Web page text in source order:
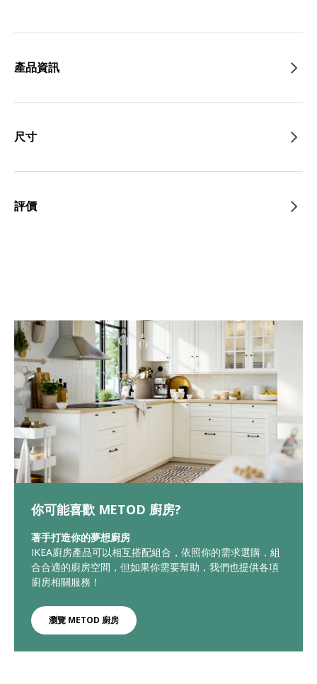
產品資訊
尺寸
評價
你可能喜歡 METOD 廚房?
著手打造你的夢想廚房
IKEA廚房產品可以相互搭配組合，依照你的需求選購，組
合合適的廚房空間，但如果你需要幫助，我們也提供各項
廚房相關服務！
瀏覽 METOD 廚房